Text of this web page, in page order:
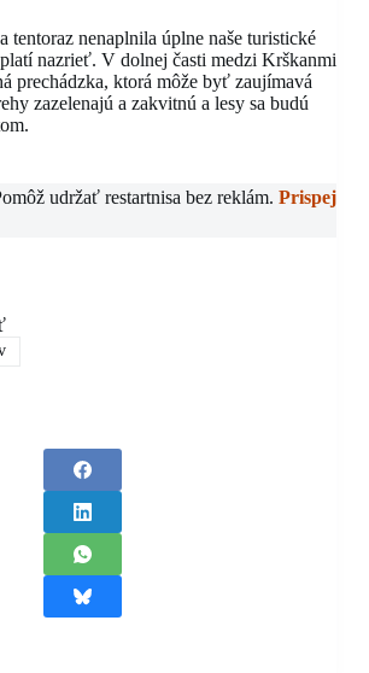
tentoraz nenaplnila úplne naše turistické
nazrieť. V dolnej časti medzi Krškanmi
prechádzka, ktorá môže byť zaujímavá
zazelenajú a zakvitnú a lesy sa budú
udržať restartnisa bez reklám. Prispej